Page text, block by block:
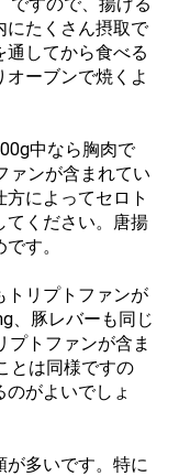
にたくさん摂取で
通してから食べる
ーブンで焼くよ
中なら胸肉で
ァンが含まれてい
によってセロト
てください。唐揚
す。
トリプトファンが
、豚レバーも同じ
プトファンが含ま
とは同様ですの
がよいでしょ
が多いです。特に